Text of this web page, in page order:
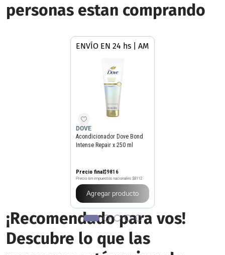
personas estan comprando
ENVÍO EN 24 hs | AMBA
DOVE
Acondicionador Dove Bond
Intense Repair x 250 ml
Precio final$9816
Precio sin impuestos nacionales $8112
Agregar producto
¡Recomendado para vos!
Descubre lo que las